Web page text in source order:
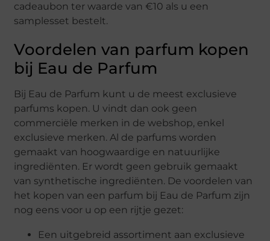
cadeaubon ter waarde van €10 als u een
samplesset bestelt.
Voordelen van parfum kopen
bij Eau de Parfum
Bij Eau de Parfum kunt u de meest exclusieve
parfums kopen. U vindt dan ook geen
commerciële merken in de webshop, enkel
exclusieve merken. Al de parfums worden
gemaakt van hoogwaardige en natuurlijke
ingrediënten. Er wordt geen gebruik gemaakt
van synthetische ingrediënten. De voordelen van
het kopen van een parfum bij Eau de Parfum zijn
nog eens voor u op een rijtje gezet:
Een uitgebreid assortiment aan exclusieve